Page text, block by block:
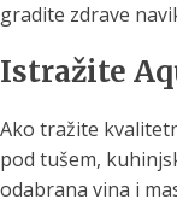
gradite zdrave
Istražite
Ako tražite
pod tušem,
odabrana vina i